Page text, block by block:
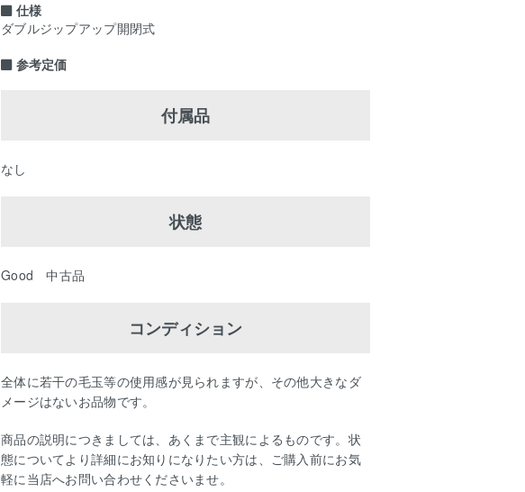
仕様
ダブルジップアップ開閉式
参考定価
付属品
なし
状態
Good 中古品
コンディション
全体に若干の毛玉等の使用感が見られますが、その他大きなダ
メージはないお品物です。
商品の説明につきましては、あくまで主観によるものです。状
態についてより詳細にお知りになりたい方は、ご購入前にお気
軽に当店へお問い合わせくださいませ。